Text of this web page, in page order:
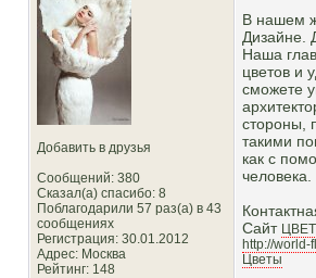
Добавить в друзья
Сообщений: 380
Сказал(а) спасибо: 8
Поблагодарили 57 раз(а) в 43
сообщениях
Регистрация: 30.01.2012
Адрес: Москва
Рейтинг: 148
В нашем
Дизайне.
Наша
цветов и
сможете
стороны,
такими
как с
человека.
Сайт
http://
Цветы